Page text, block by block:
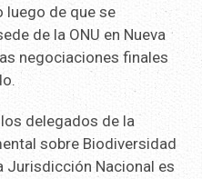
luego de que se
de la ONU en Nueva
negociaciones finales
delegados de la
sobre Biodiversidad
Jurisdicción Nacional es